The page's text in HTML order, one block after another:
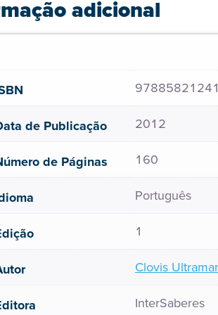
adicional
de Publicação 2012
de Páginas 160
Português
1
Clovis
InterSaberes